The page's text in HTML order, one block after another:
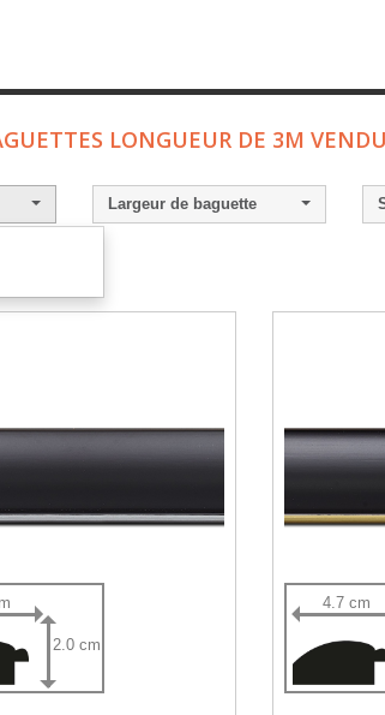
LONGUEUR DE 3M
Largeur de baguette
sur 6.
2.0 cm
4.7 cm